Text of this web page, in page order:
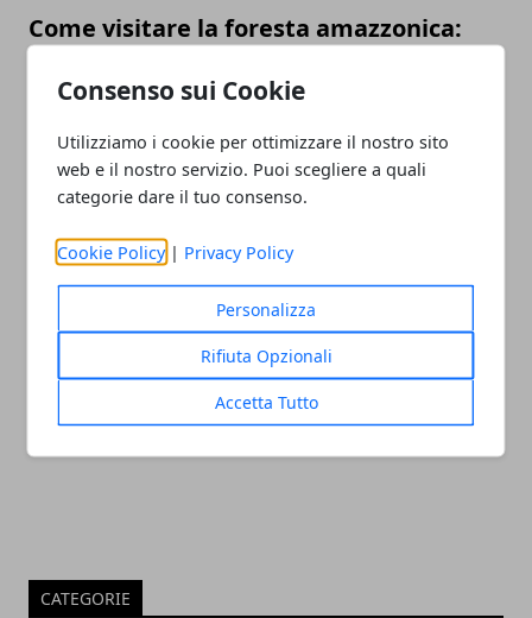
Consenso sui Cookie
Utilizziamo i cookie per ottimizzare il nostro sito
web e il nostro servizio. Puoi scegliere a quali
categorie dare il tuo consenso.
Cookie Policy | Privacy Policy
Personalizza
Rifiuta Opzionali
Accetta Tutto
Come visitare la foresta amazzonica:
06/01/2023
Olimpiadi 2016: vice console russo
uccide criminale
05/08/2016
CATEGORIE